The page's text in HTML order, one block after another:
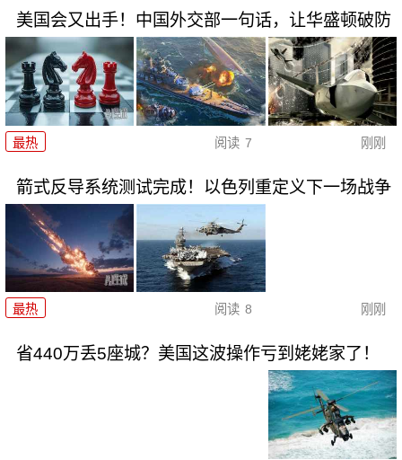
美国会又出手！中国外交部一句话，让华盛顿破防
最热 阅读 7 刚刚
箭式反导系统测试完成！以色列重定义下一场战争
最热 阅读 8 刚刚
省440万丢5座城？美国这波操作亏到姥姥家了！